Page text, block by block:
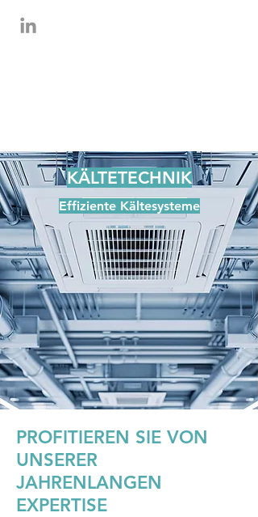
KÄLTETECHNIK
Effiziente Kältesysteme
PROFITIEREN SIE VON
UNSERER
JAHRENLANGEN
EXPERTISE